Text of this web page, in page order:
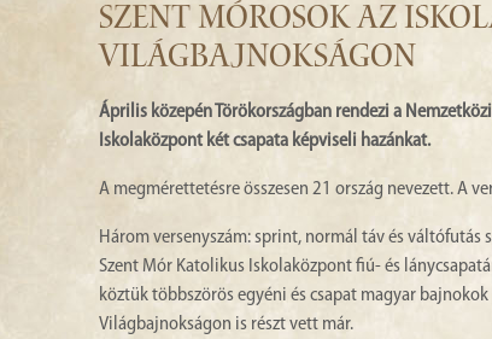
SZENT MÓROSOK AZ
VILÁGBAJNOKSÁGON
Április közepén Törökországban rendezi a
Iskolaközpont két csapata képviseli hazánkat.
A megmérettetésre összesen 21 ország nevezett. A
Három versenyszám: sprint, normál táv és váltófutás
Szent Mór Katolikus Iskolaközpont fiú- és
köztük többszörös egyéni és csapat magyar
Világbajnokságon is részt vett már.